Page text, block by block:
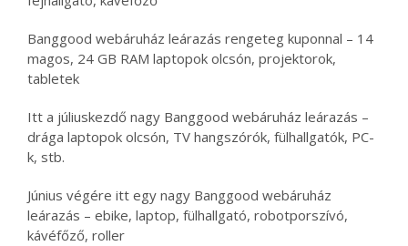
Banggood webáruház leárazás rengeteg kuponnal – 14
magos, 24 GB RAM laptopok olcsón, projektorok,
tabletek
Itt a júliuskezdő nagy Banggood webáruház leárazás –
drága laptopok olcsón, TV hangszórók, fülhallgatók, PC-
k, stb.
Június végére itt egy nagy Banggood webáruház
leárazás – ebike, laptop, fülhallgató, robotporszívó,
kávéfőző, roller